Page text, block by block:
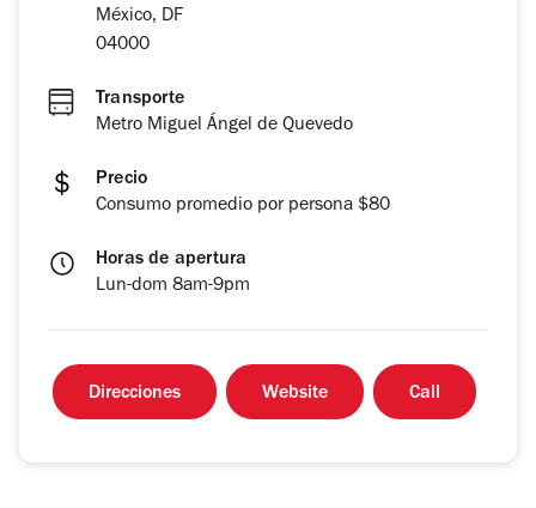
México, DF
04000
Transporte
Metro Miguel Ángel de Quevedo
Precio
Consumo promedio por persona $80
Horas de apertura
Lun-dom 8am-9pm
Direcciones Website Call